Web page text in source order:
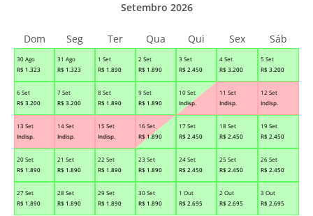
30 Ago
R$ 1.323
31 Ago
R$ 1.323
1 Set
R$ 1.890
2 Set
R$ 1.890
3 Set
R$ 2.450
4 Set
R$ 3.200
5 Set
R$ 3.200
6 Set
R$ 3.200
7 Set
R$ 3.200
8 Set
R$ 1.890
9 Set
R$ 1.890
10 Set
Indisp.
11 Set
Indisp.
12 Set
Indisp.
13 Set
Indisp.
14 Set
Indisp.
15 Set
Indisp.
16 Set
R$ 1.890
17 Set
R$ 2.450
18 Set
R$ 2.450
19 Set
R$ 2.450
20 Set
R$ 1.890
21 Set
R$ 1.890
22 Set
R$ 1.890
23 Set
R$ 1.890
24 Set
R$ 2.450
25 Set
R$ 2.450
26 Set
R$ 2.450
27 Set
R$ 1.890
28 Set
R$ 1.890
29 Set
R$ 1.890
30 Set
R$ 1.890
1 Out
R$ 2.695
2 Out
R$ 2.695
3 Out
R$ 2.695
Setembro 2026
Dom Seg Ter Qua Qui Sex Sáb